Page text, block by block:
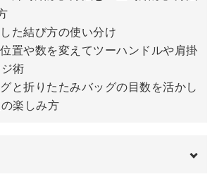
を整える
る
た結び方の使い分け
置や数を変えてツーハンドルや肩掛
術
と折りたたみバッグの目数を活かし
楽しみ方